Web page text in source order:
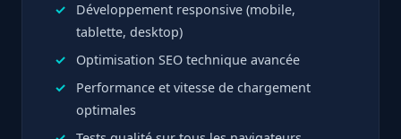
Développement responsive (mobile,
tablette, desktop)
Optimisation SEO technique avancée
Performance et vitesse de chargement
optimales